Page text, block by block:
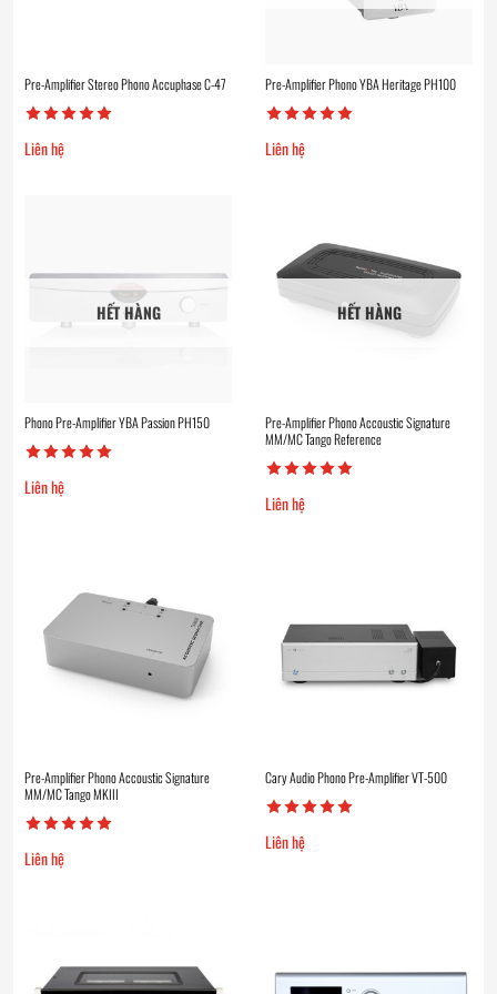
Pre-Amplifier Stereo Phono Accuphase C-47
Liên hệ
Pre-Amplifier Phono YBA Heritage PH100
Liên hệ
HẾT HÀNG
Phono Pre-Amplifier YBA Passion PH150
Liên hệ
HẾT HÀNG
Pre-Amplifier Phono Accoustic Signature
MM/MC Tango Reference
Liên hệ
Pre-Amplifier Phono Accoustic Signature
MM/MC Tango MKIII
Liên hệ
Cary Audio Phono Pre-Amplifier VT-500
Liên hệ